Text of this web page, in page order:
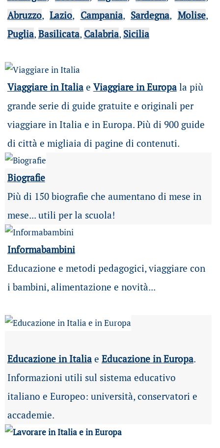
Abruzzo,Lazio, Campania, Sardegna, Molise,
Puglia, Basilicata, Calabria, Sicilia
Viaggiare in Italiae Viaggiare in Europala più
grande serie di guide gratuite e originali per
viaggiare in Italia e in Europa. Più di 900 guide
di città e migliaia di pagine di contenuti.
Biografie
Più di 150 biografie che aumentano di mese in
mese... utili per la scuola!
Informabambini
Educazione e metodi pedagogici, viaggiare con
i bambini, alimentazione e novità...
Educazione in Italiae Educazione in Europa.
Informazioni utili sul sistema educativo
italiano e Europeo: università, conservatori e
accademie.